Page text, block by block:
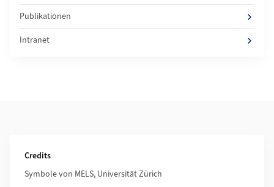
Publikationen
Intranet
Credits
Symbole von MELS, Universität Zürich